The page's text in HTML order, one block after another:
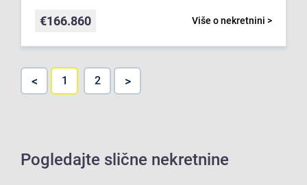
Više o nekretnini >
€166.860
< 1 2 >
Pogledajte slične nekretnine